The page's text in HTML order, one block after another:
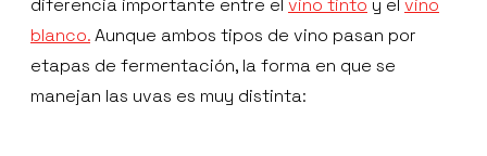
blanco.Aunque ambos tipos de vino pasan por
etapas de fermentación, la forma en que se
manejan las uvas es muy distinta: